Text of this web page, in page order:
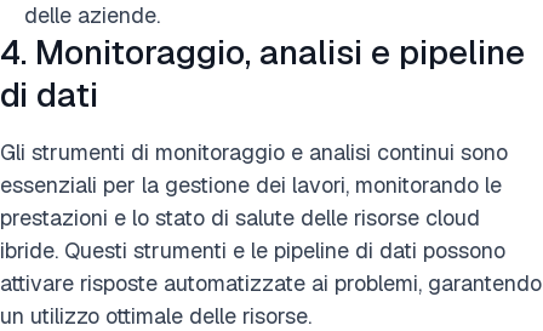
delle aziende.
4. Monitoraggio, analisi e pipeline
di dati
Gli strumenti di monitoraggio e analisi continui sono
essenziali per la gestione dei lavori, monitorando le
prestazioni e lo stato di salute delle risorse cloud
ibride. Questi strumenti e le pipeline di dati possono
attivare risposte automatizzate ai problemi, garantendo
un utilizzo ottimale delle risorse.